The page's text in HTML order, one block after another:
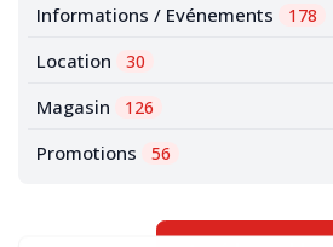
Informations / Evénements 178
Location 30
Magasin 126
Promotions 56